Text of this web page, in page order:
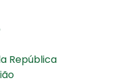
República